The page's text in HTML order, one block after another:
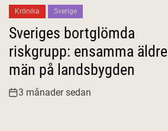
Krönika Sverige
Sveriges bortglömda
riskgrupp: ensamma äldre
män på landsbygden
3 månader sedan